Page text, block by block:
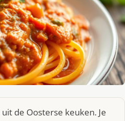
de Oosterse keuken. Je